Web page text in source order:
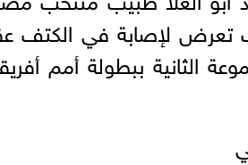
تعرض لإصابة في الكتف
الثانية ببطولة أمم